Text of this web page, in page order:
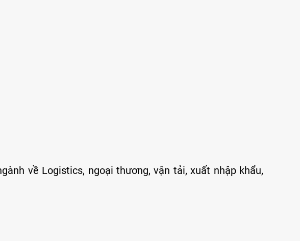
về Logistics, ngoại thương, vận tải, xuất nhập khẩu,